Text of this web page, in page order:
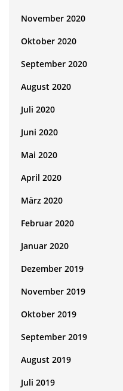
November 2020
Oktober 2020
September 2020
August 2020
Juli 2020
Juni 2020
Mai 2020
April 2020
März 2020
Februar 2020
Januar 2020
Dezember 2019
November 2019
Oktober 2019
September 2019
August 2019
Juli 2019